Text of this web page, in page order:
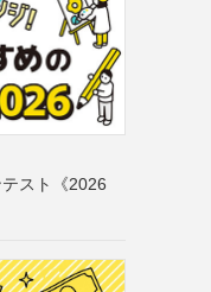
スト《2026